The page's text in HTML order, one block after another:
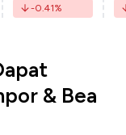
-0.41%
& Bea